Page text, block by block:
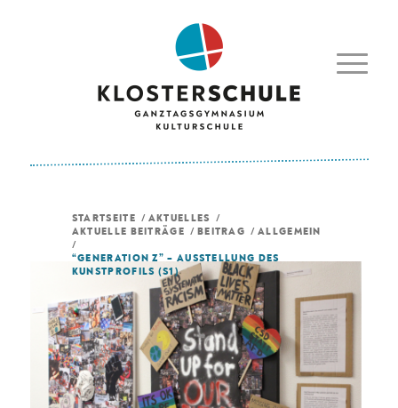
STARTSEITE / AKTUELLES
/
AKTUELLE BEITRÄGE / BEITRAG / ALLGEMEIN
/
“GENERATION Z” – AUSSTELLUNG DES
KUNSTPROFILS (S1)